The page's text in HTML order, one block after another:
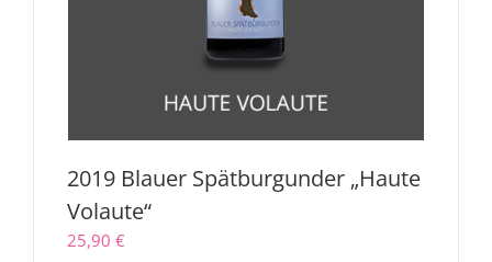
2019 Blauer Spätburgunder „Haute
Volaute“
25,90 €